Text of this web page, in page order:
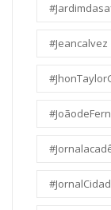
#Jeancalvez